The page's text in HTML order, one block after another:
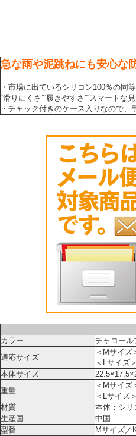
急な雨や泥跳ねにも安心な
・市場に出ているシリコン100％の同
“滑りにくさ”“履きやすさ”“スマートな
・チャック付きのケース入りなので、
カラー
チャコール
適応サイズ
＜Mサイズ
＜Lサイズ
本体サイズ
重量
＜Mサイズ
＜Lサイズ
材質
本体：シリ
生産国
中国
型番
Mサイズ／